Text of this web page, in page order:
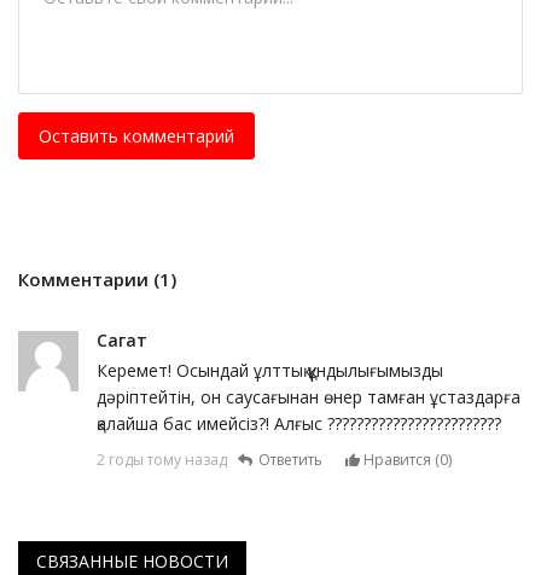
Оставить комментарий
Комментарии (1)
Сагат
Керемет! Осындай ұлттық құндылығымызды
дәріптейтін, он саусағынан өнер тамған ұстаздарға
қалайша бас имейсіз?! Алғыс ????????????????????????
2 годы тому назад Ответить Нравится (0)
СВЯЗАННЫЕ НОВОСТИ